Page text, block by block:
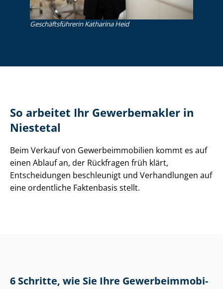
Ge­schäfts­füh­re­rin Katharina Heid
So arbeitet Ihr Gewerbemakler in
Niestetal
Beim Verkauf von Ge­wer­be­im­mo­bi­li­en kommt es auf
einen Ablauf an, der Rückfragen früh klärt,
Entscheidungen beschleunigt und Verhandlungen auf
eine ordentliche Faktenbasis stellt.
6 Schritte, wie Sie Ihre Ge­wer­be­im­mo­bi­